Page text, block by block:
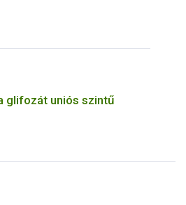
glifozát uniós szintű